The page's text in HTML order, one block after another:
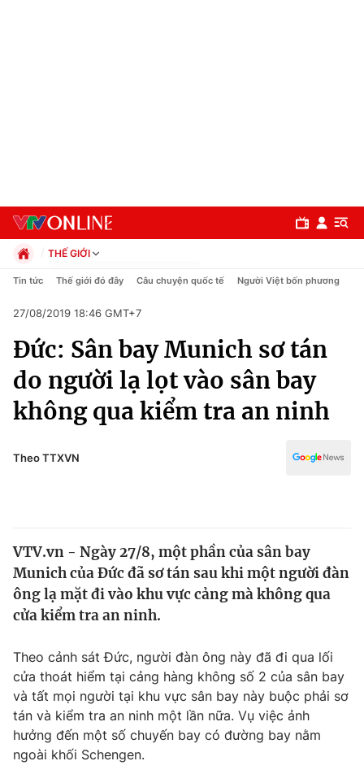
Chuyên mục
Chính trị
Xã hội
Pháp luật
Thế giới
Tin tức
Thế giới đó đây
Câu chuyện quốc tế
Kinh tế
Thị trường
Góc doanh nghiệp
Dữ liệu và đời sống
Truyền hình
Phim VTV
Hậu trường
Giải trí
THẾ GIỚI
Chính trị
Pháp luật
Kinh tế
Thể thao
Truyền hình
Văn hóa - Giải trí
Y tế
Tin tức Thế giới đó đây Câu chuyện quốc tế Người Việt bốn phương
27/08/2019 18:46 GMT+7
Đức: Sân bay Munich sơ tán
do người lạ lọt vào sân bay
không qua kiểm tra an ninh
Theo TTXVN
VTV.vn - Ngày 27/8, một phần của sân bay
Munich của Đức đã sơ tán sau khi một người đàn
ông lạ mặt đi vào khu vực cảng mà không qua
cửa kiểm tra an ninh.
Theo cảnh sát Đức, người đàn ông này đã đi qua lối
cửa thoát hiểm tại cảng hàng không số 2 của sân bay
và tất mọi người tại khu vực sân bay này buộc phải sơ
tán và kiểm tra an ninh một lần nữa. Vụ việc ảnh
hưởng đến một số chuyến bay có đường bay nằm
ngoài khối Schengen.